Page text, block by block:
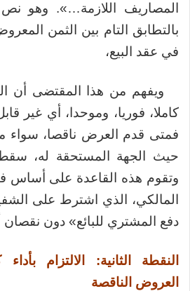
المصاريف اللازمة…». وهو
بالتطابق التام بين الثمن
في عقد البيع،
ويفهم من هذا المقتضى أن
كاملا، فوريا، وموحدا، أي غير
فمتى قدم العرض ناقصا، سواء
حيث الجهة المستحقة له،
وتقوم هذه القاعدة على أساس
المالكي، الذي اشترط على
دفع المشتري للبائع» دون نقصان
النقطة الثانية: الالتزام
العروض الناقصة